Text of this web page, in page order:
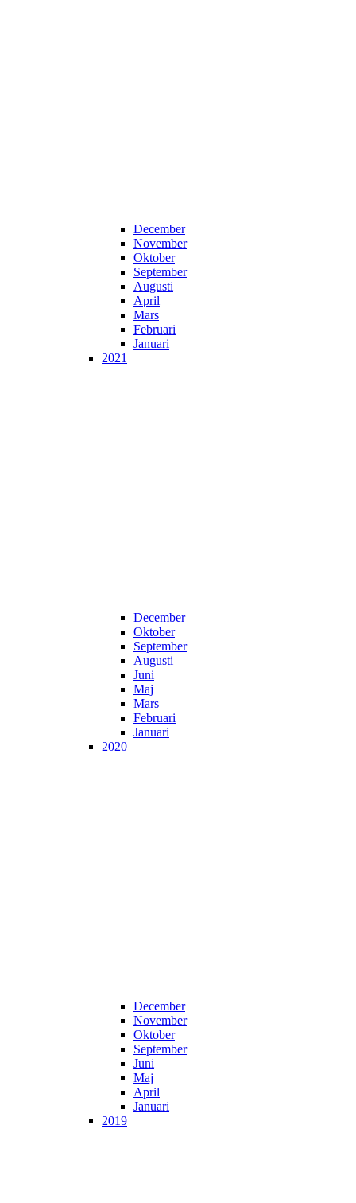
December
November
Oktober
September
Augusti
April
Mars
Februari
Januari
2021
December
Oktober
September
Augusti
Juni
Maj
Mars
Februari
Januari
2020
December
November
Oktober
September
Juni
Maj
April
Januari
2019